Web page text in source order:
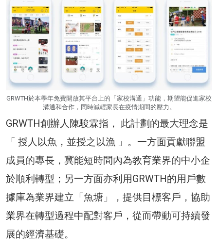
GRWTH於本學年免費開放其平台上的「家校溝通」功能，期望能促進家校
溝通和合作，同時減輕家長在疫情期間的壓力。
GRWTH創辦人陳駿霖指， 此計劃的最大理念是
「 授人以魚，並授之以漁 」。一方面貢獻聯盟
成員的專長，冀能短時間內為教育業界的中小企
於順利轉型；另一方面亦利用GRWTH的用戶數
據庫為業界建立「魚塘」，提供目標客戶，協助
業界在轉型過程中配對客戶，從而帶動可持續發
展的經濟基礎。